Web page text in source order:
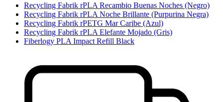
Recycling Fabrik rPLA Recambio Buenas Noches (Negro)
Recycling Fabrik rPLA Noche Brillante (Purpurina Negra)
Recycling Fabrik rPETG Mar Caribe (Azul)
Recycling Fabrik rPLA Elefante Mojado (Gris)
Fiberlogy PLA Impact Refill Black